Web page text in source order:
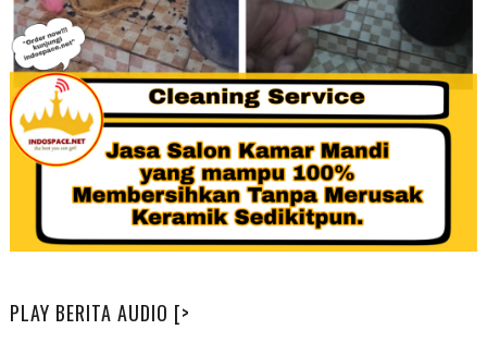
PLAY BERITA AUDIO [>